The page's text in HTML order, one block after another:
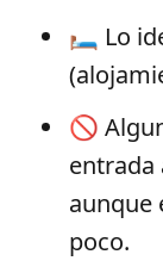
🛏️ Lo
🚫
entrada
aunque
poco.